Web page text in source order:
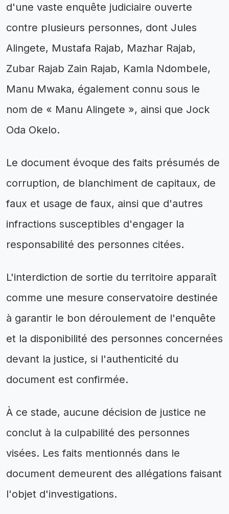
d'une vaste enquête judiciaire ouverte
contre plusieurs personnes, dont Jules
Alingete, Mustafa Rajab, Mazhar Rajab,
Zubar Rajab Zain Rajab, Kamla Ndombele,
Manu Mwaka, également connu sous le
nom de « Manu Alingete », ainsi que Jock
Oda Okelo.
Le document évoque des faits présumés de
corruption, de blanchiment de capitaux, de
faux et usage de faux, ainsi que d'autres
infractions susceptibles d'engager la
responsabilité des personnes citées.
L'interdiction de sortie du territoire apparaît
comme une mesure conservatoire destinée
à garantir le bon déroulement de l'enquête
et la disponibilité des personnes concernées
devant la justice, si l'authenticité du
document est confirmée.
À ce stade, aucune décision de justice ne
conclut à la culpabilité des personnes
visées. Les faits mentionnés dans le
document demeurent des allégations faisant
l'objet d'investigations.